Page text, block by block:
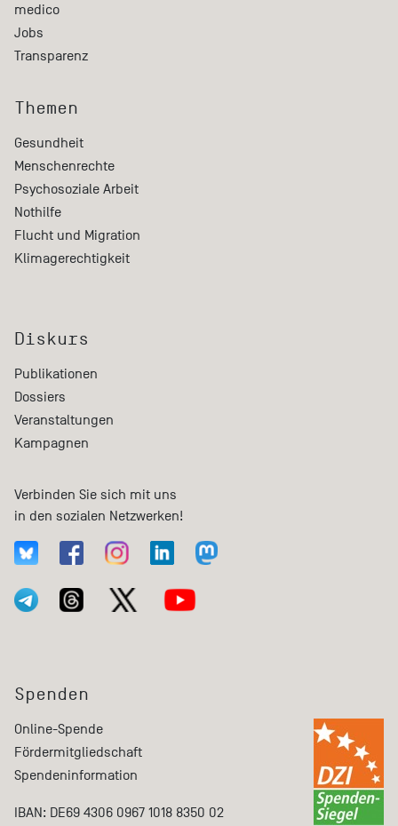
medico
Jobs
Transparenz
Themen
Gesundheit
Menschenrechte
Psychosoziale Arbeit
Nothilfe
Flucht und Migration
Klimagerechtigkeit
Diskurs
Publikationen
Dossiers
Veranstaltungen
Kampagnen
Verbinden Sie sich mit uns
in den sozialen Netzwerken!
Spenden
Online-Spende
Fördermitgliedschaft
Spendeninformation
IBAN: DE69 4306 0967 1018 8350 02